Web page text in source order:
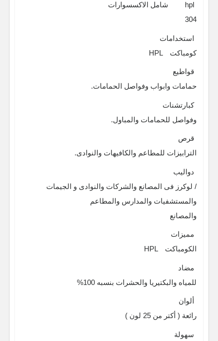
hpl
شامل الاكسسوارات
304
استخدامات
كومباكت
HPL
قواطيع
حمامات وابواب وفواصل الحمامات.
كبارتشنات
وفواصل للحمامات والمباول.
قرص
الترابيزات للمطاعم والكافيهات والنوادى.
دواليب
/ لوكرز فى المصانع والشركات والنوادى و الجيمات
والمستشفيات والمدارس والمطاعم
والمصانع
مميزات
الكومباكت
HPL
مضاد
للمياه والبكتيريا والحشرات بنسبه 100%
ألوان
رائعة ( أكتر من 25 لون )
سهولة